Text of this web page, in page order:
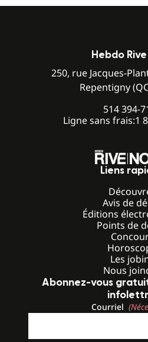
Hebdo
250, rue Jacques-
Repentigny
514 394-
Ligne sans frais:1
Liens
Avis de
Éditions
Points de
Les
Nous
Abonnez-vous
Courriel